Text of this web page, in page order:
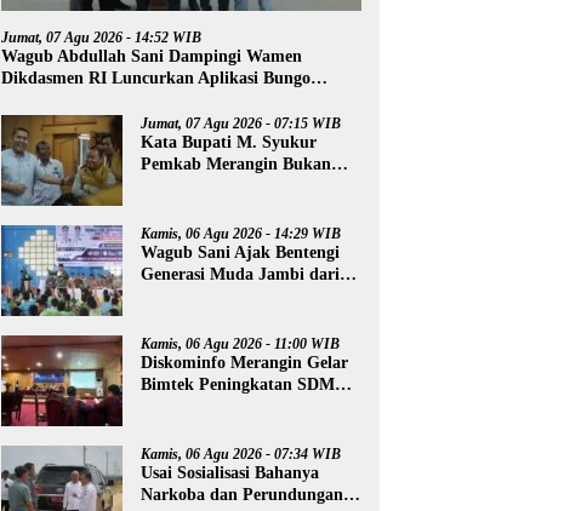
Jumat, 07 Agu 2026 - 14:52 WIB
Wagub Abdullah Sani Dampingi Wamen
Dikdasmen RI Luncurkan Aplikasi Bungo
Jumat, 07 Agu 2026 - 07:15 WIB
Kata Bupati M. Syukur
Pemkab Merangin Bukan
Kamis, 06 Agu 2026 - 14:29 WIB
Wagub Sani Ajak Bentengi
Generasi Muda Jambi dari
Kamis, 06 Agu 2026 - 11:00 WIB
Diskominfo Merangin Gelar
Bimtek Peningkatan SDM
Kamis, 06 Agu 2026 - 07:34 WIB
Usai Sosialisasi Bahanya
Narkoba dan Perundungan,